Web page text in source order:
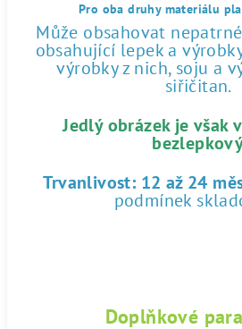
Pro oba druhy materiálu
Může obsahovat
obsahující lepek a
výrobky z nich, soju a
siřičitan.
Jedlý obrázek je však
Trvanlivost: 12 až 24
podmínek
Doplňkové